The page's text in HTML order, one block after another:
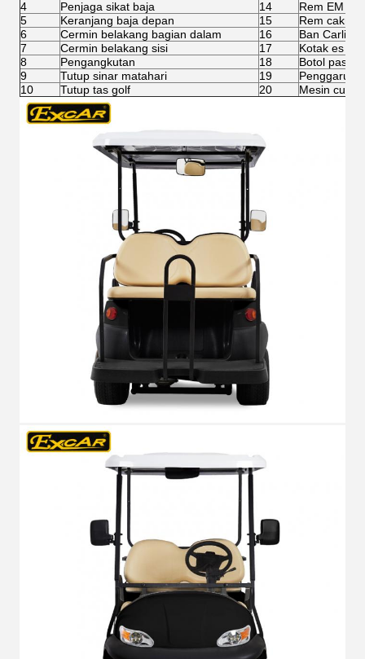
4 Penjaga sikat baja 14
Rem EM
5
Keranjang baja depan 15
Rem
6
Cermin belakang bagian dalam 16
Ban
7
Cermin belakang sisi 17
Kotak es
8
Pengangkutan 18
Botol pasir
9
Tutup sinar matahari 19
Penggaruk
10
Tutup tas golf 20 Mesin cuci